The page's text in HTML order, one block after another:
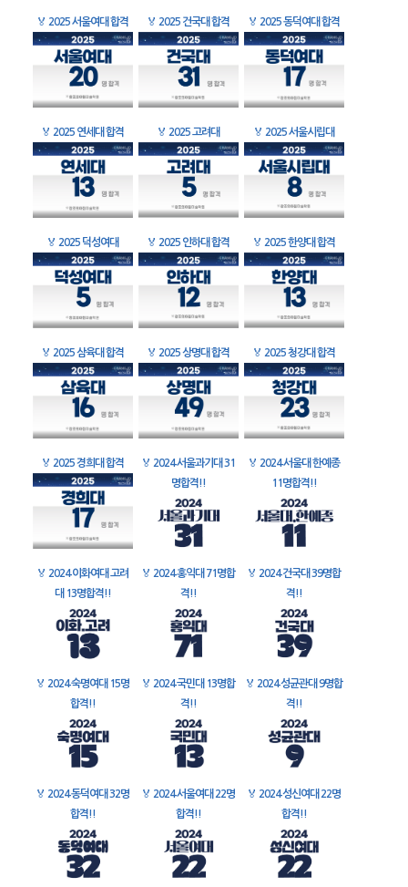
🏅 2025 서울여대 합격 🏅 2025 건국대 합격 🏅 2025 동덕여대 합격
🏅 2025 연세대 합격 🏅 2025 고려대 🏅 2025 서울시립대
🏅 2025 덕성여대 🏅 2025 인하대 합격 🏅 2025 한양대 합격
🏅 2025 삼육대 합격 🏅 2025 상명대 합격 🏅 2025 청강대 합격
🏅 2025 경희대 합격 🏅 2024 서울과기대 31
명합격!!
🏅 2024 서울대 한예종
11명합격!!
🏅 2024 이화여대 고려
대 13명합격!!
🏅 2024 홍익대 71명합
격!!
🏅 2024 건국대 39명합
격!!
🏅 2024 숙명여대 15명
합격!!
🏅 2024 국민대 13명합
격!!
🏅 2024 성균관대 9명합
격!!
🏅 2024 동덕여대 32명
합격!!
🏅 2024 서울여대 22명
합격!!
🏅 2024 성신여대 22명
합격!!